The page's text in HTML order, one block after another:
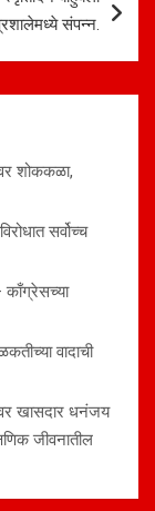
संपन्न.
शोककळा,
सर्वोच्च
काँग्रेसच्या
वादाची
खासदार धनंजय
जीवनातील